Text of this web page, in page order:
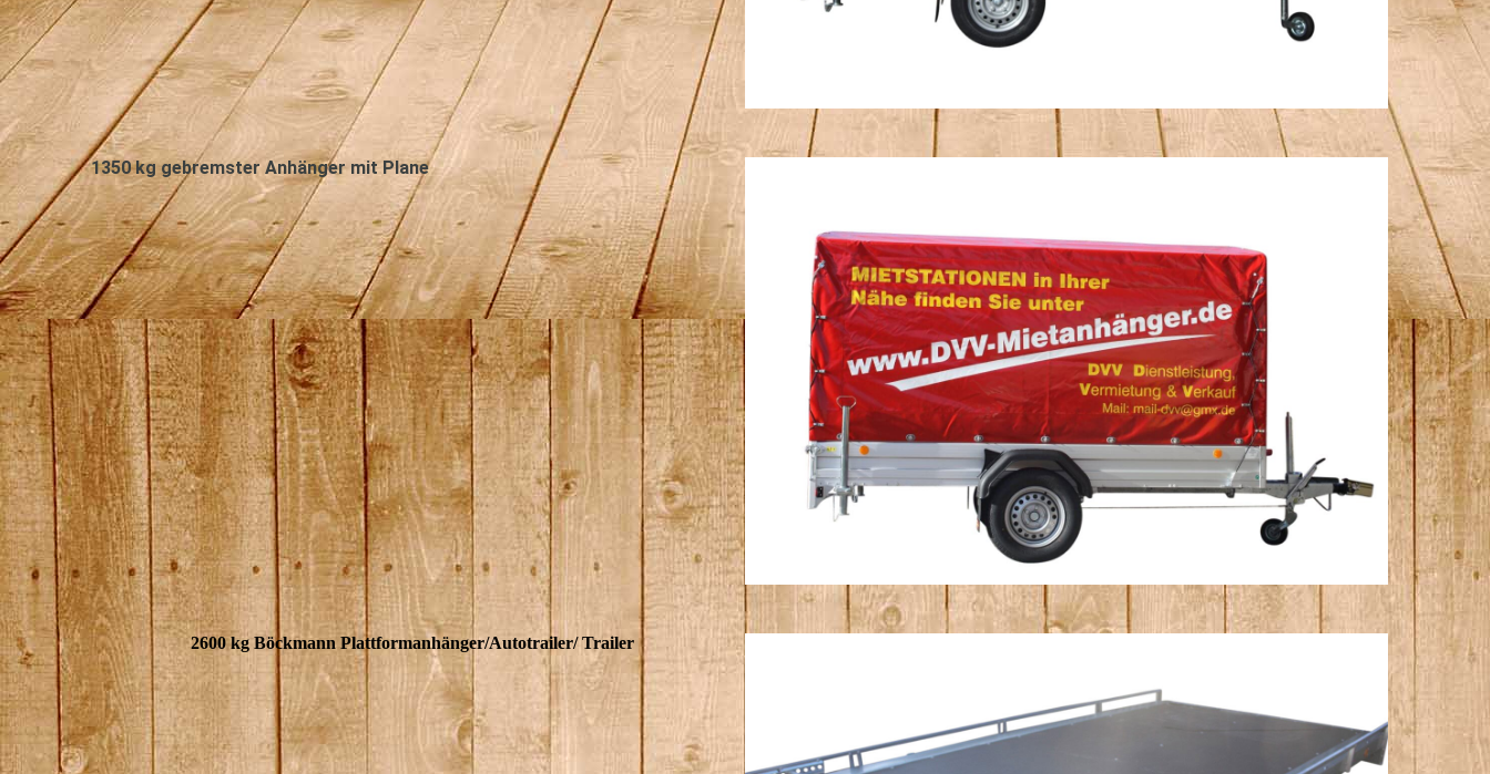
1350 kg gebremster Anhänger mit Plane
2600 kg Böckmann Plattformanhänger/Autotrailer/ Trailer